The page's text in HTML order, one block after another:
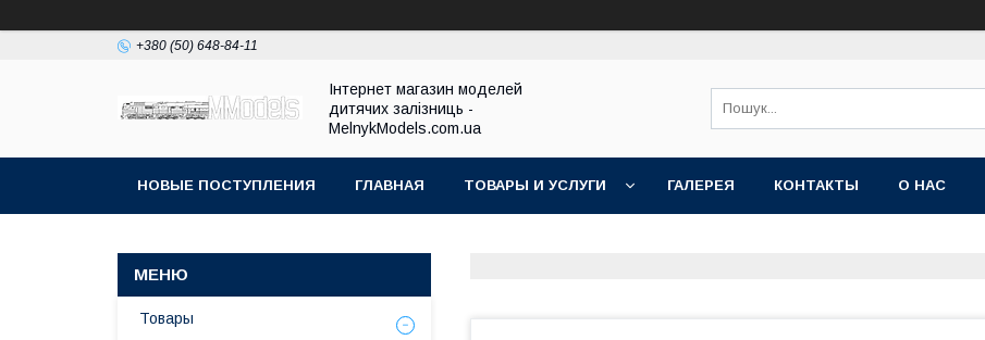
+380 (50) 648-84-11
Інтернет магазин моделей
дитячих залізниць -
MelnykModels.com.ua
НОВЫЕ ПОСТУПЛЕНИЯ ГЛАВНАЯ ТОВАРЫ И УСЛУГИ ГАЛЕРЕЯ КОНТАКТЫ О НАС
Товары